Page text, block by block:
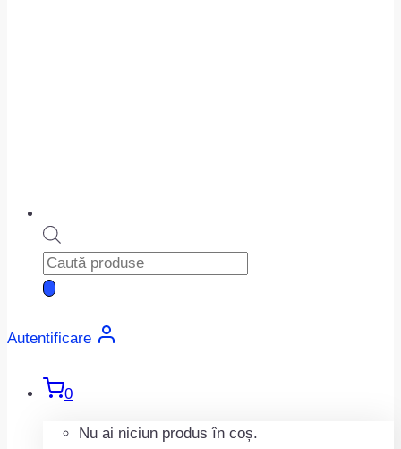
Products
search
Autentificare
0
Nu ai niciun produs în coș.